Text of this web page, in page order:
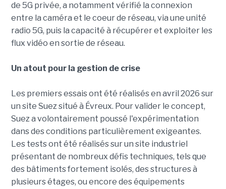
de 5G privée, a notamment vérifié la connexion
entre la caméra et le coeur de réseau, via une unité
radio 5G, puis la capacité à récupérer et exploiter les
flux vidéo en sortie de réseau.
Un atout pour la gestion de crise
Les premiers essais ont été réalisés en avril 2026 sur
un site Suez situé à Évreux. Pour valider le concept,
Suez a volontairement poussé l'expérimentation
dans des conditions particulièrement exigeantes.
Les tests ont été réalisés sur un site industriel
présentant de nombreux défis techniques, tels que
des bâtiments fortement isolés, des structures à
plusieurs étages, ou encore des équipements